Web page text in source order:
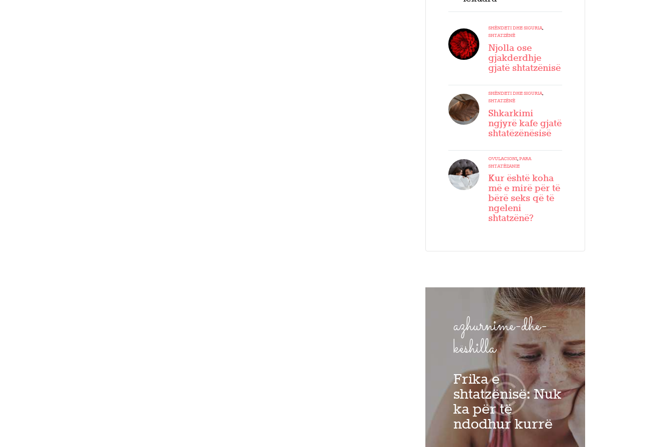
SHËNDETI DHE SIGURIA,
SHTATZËNË
Njolla ose
gjakderdhje
gjatë shtatzënisë
SHËNDETI DHE SIGURIA,
SHTATZËNË
Shkarkimi
ngjyrë kafe gjatë
shtatëzënësisë
OVULACIONI,PARA
SHTATËZANIE
Kur është koha
më e mirë për të
bërë seks që të
ngeleni
shtatzënë?
azhurnime-dhe-
këshilla
Frika e
shtatzënisë: Nuk
ka për të
ndodhur kurrë